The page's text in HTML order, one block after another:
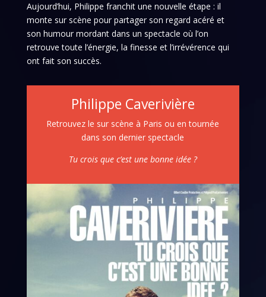
Aujourd’hui, Philippe franchit une nouvelle étape : il
monte sur scène pour partager son regard acéré et
son humour mordant dans un spectacle où l’on
retrouve toute l’énergie, la finesse et l’irrévérence qui
ont fait son succès.
Philippe Caverivière
Retrouvez le sur scène à Paris ou en tournée
dans son dernier spectacle
Tu crois que c’est une bonne idée ?